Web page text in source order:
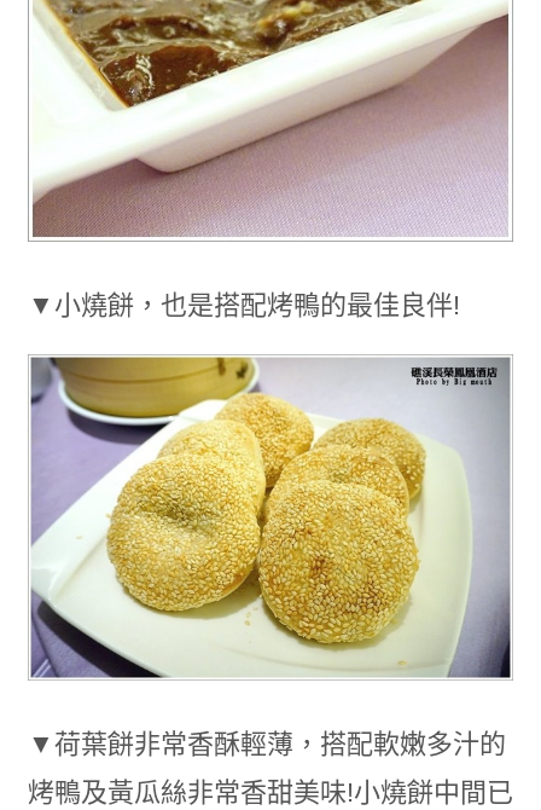
▼小燒餅，也是搭配烤鴨的最佳良伴!
▼荷葉餅非常香酥輕薄，搭配軟嫩多汁的
烤鴨及黃瓜絲非常香甜美味!小燒餅中間已